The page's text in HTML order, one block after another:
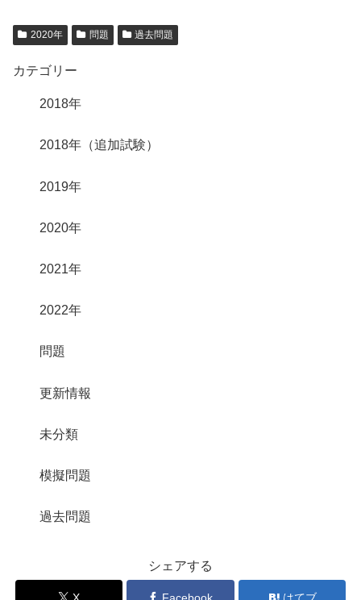
2020年 問題 過去問題
カテゴリー
2018年
2018年（追加試験）
2019年
2020年
2021年
2022年
問題
更新情報
未分類
模擬問題
過去問題
シェアする
X Facebook はてブ